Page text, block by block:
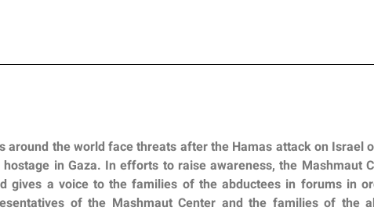
around the world face threats after the Hamas attack on
hostage in Gaza. In efforts to raise awareness, the Mashmaut
gives a voice to the families of the abductees in forums in
of the MashmautCenter and the families of the